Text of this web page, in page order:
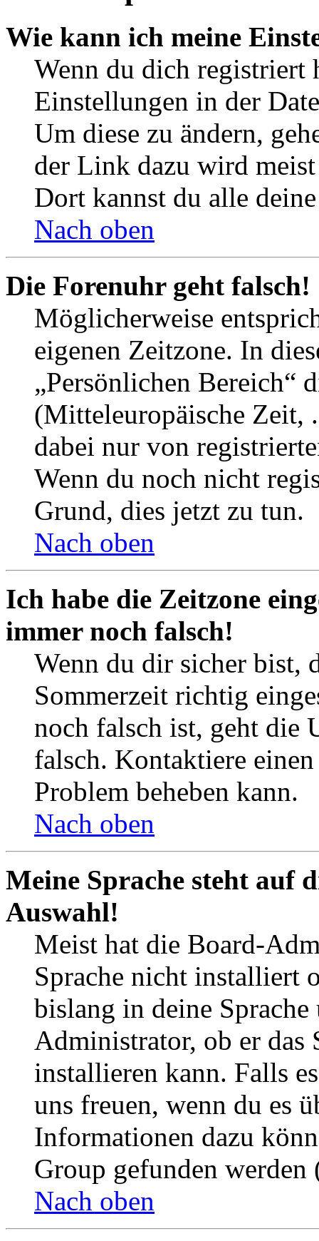
Wie kann ich meine
Wenn du dich registriert
Einstellungen in der
Um diese zu ändern,
der Link dazu wird
Dort kannst du alle
Nach oben
Die Forenuhr geht falsch!
Möglicherweise
eigenen Zeitzone. In
„Persönlichen Bereich“
(Mitteleuropäische Zeit,
dabei nur von
Wenn du noch nicht
Grund, dies jetzt zu tun.
Nach oben
Ich habe die Zeitzone
immer noch falsch!
Wenn du dir sicher bist,
Sommerzeit richtig
noch falsch ist, geht die
falsch. Kontaktiere
Problem beheben kann.
Nach oben
Meine Sprache steht auf
Auswahl!
Meist hat die Board-
Sprache nicht installiert
bislang in deine
Administrator, ob er das
installieren kann. Falls
uns freuen, wenn du es
Informationen dazu
Group gefunden
Nach oben